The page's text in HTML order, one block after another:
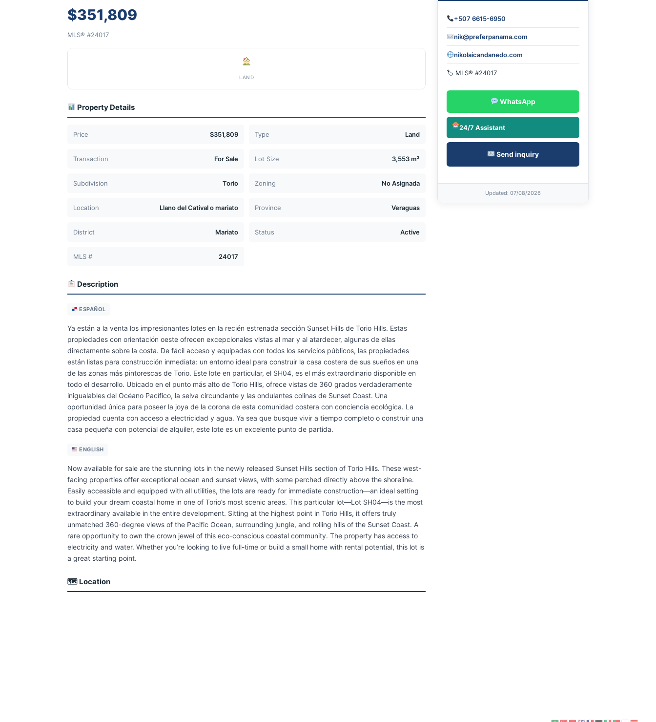
$351,809
MLS® #24017
LAND
Property Details
Price $351,809 Type Land
Transaction For Sale Lot Size 3,553 m²
Subdivision Torio Zoning No Asignada
Location Llano del Catival o mariato Province Veraguas
District Mariato Status Active
MLS # 24017
Description
ESPAÑOL
Ya están a la venta los impresionantes lotes en la recién estrenada sección Sunset Hills de Torio Hills. Estas
propiedades con orientación oeste ofrecen excepcionales vistas al mar y al atardecer, algunas de ellas
directamente sobre la costa. De fácil acceso y equipadas con todos los servicios públicos, las propiedades
están listas para construcción inmediata: un entorno ideal para construir la casa costera de sus sueños en una
de las zonas más pintorescas de Torio. Este lote en particular, el SH04, es el más extraordinario disponible en
todo el desarrollo. Ubicado en el punto más alto de Torio Hills, ofrece vistas de 360 grados verdaderamente
inigualables del Océano Pacífico, la selva circundante y las ondulantes colinas de Sunset Coast. Una
oportunidad única para poseer la joya de la corona de esta comunidad costera con conciencia ecológica. La
propiedad cuenta con acceso a electricidad y agua. Ya sea que busque vivir a tiempo completo o construir una
casa pequeña con potencial de alquiler, este lote es un excelente punto de partida.
ENGLISH
Now available for sale are the stunning lots in the newly released Sunset Hills section of Torio Hills. These west-
facing properties offer exceptional ocean and sunset views, with some perched directly above the shoreline.
Easily accessible and equipped with all utilities, the lots are ready for immediate construction—an ideal setting
to build your dream coastal home in one of Torio’s most scenic areas. This particular lot—Lot SH04—is the most
extraordinary available in the entire development. Sitting at the highest point in Torio Hills, it offers truly
unmatched 360-degree views of the Pacific Ocean, surrounding jungle, and rolling hills of the Sunset Coast. A
rare opportunity to own the crown jewel of this eco-conscious coastal community. The property has access to
electricity and water. Whether you’re looking to live full-time or build a small home with rental potential, this lot is
a great starting point.
🗺 Location
+507 6615-6950
nik@preferpanama.com
nikolaicandanedo.com
🏷 MLS® #24017
WhatsApp
24/7 Assistant
Send inquiry
Updated: 07/08/2026